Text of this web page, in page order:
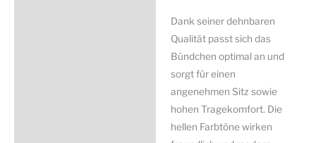
Dank seiner dehnbaren
Qualität passt sich das
Bündchen optimal an und
sorgt für einen
angenehmen Sitz sowie
hohen Tragekomfort. Die
hellen Farbtöne wirken